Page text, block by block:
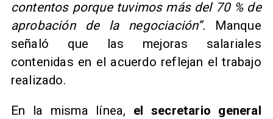
contentos porque tuvimos más del 70 % de
aprobación de la negociación”. Manque
señaló que las mejoras salariales
contenidas en el acuerdo reflejan el trabajo
realizado.
En la misma línea, el secretario general